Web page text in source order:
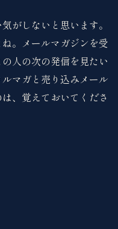
がしないと思います。
。メールマガジンを受
人の次の発信を見たい
マガと売り込みメール
、覚えておいてくださ